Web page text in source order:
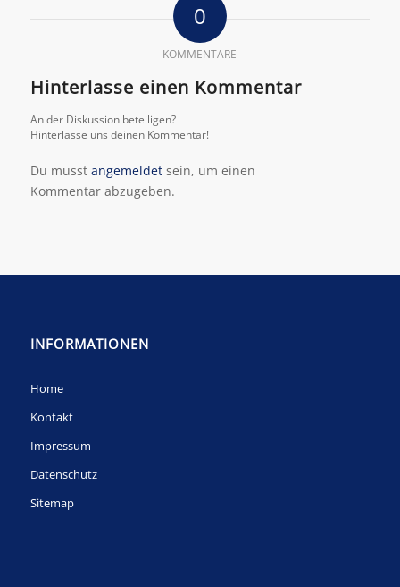
0
KOMMENTARE
Hinterlasse einen Kommentar
An der Diskussion beteiligen?
Hinterlasse uns deinen Kommentar!
Du musst angemeldetsein, um einen
Kommentar abzugeben.
INFORMATIONEN
Home
Kontakt
Impressum
Datenschutz
Sitemap